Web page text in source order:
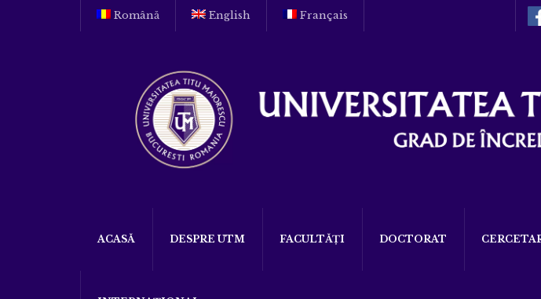
Română English Français
ACASĂ DESPRE UTM FACULTĂȚI DOCTORAT